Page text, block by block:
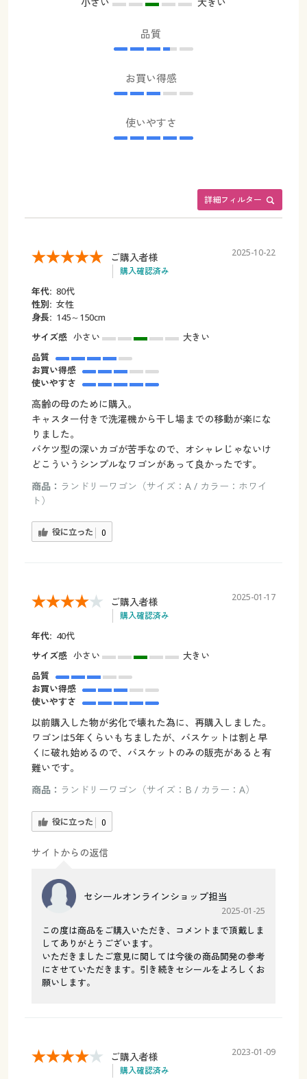
品質
お買い得感
使いやすさ
詳細フィルター
ご購入者様
購入確認済み
2025-10-22
年代: 80代
性別: 女性
身長: 145～150cm
サイズ感 小さい
大きい
品質
お買い得感
使いやすさ
高齢の母のために購入。
キャスター付きで洗濯機から干し場までの移動が楽にな
りました。
バケツ型の深いカゴが苦手なので、オシャレじゃないけ
どこういうシンプルなワゴンがあって良かったです。
商品： ランドリーワゴン（サイズ：A / カラー：ホワイ
ト）
役に立った 0
ご購入者様
購入確認済み
2025-01-17
年代: 40代
サイズ感 小さい
大きい
品質
お買い得感
使いやすさ
以前購入した物が劣化で壊れた為に、再購入しました。
ワゴンは5年くらいもちましたが、バスケットは割と早
くに破れ始めるので、バスケットのみの販売があると有
難いです。
商品： ランドリーワゴン（サイズ：B / カラー：A）
役に立った 0
サイトからの返信
セシールオンラインショップ担当
2025-01-25
この度は商品をご購入いただき、コメントまで頂戴しま
してありがとうございます。
いただきましたご意見に関しては今後の商品開発の参考
にさせていただきます。引き続きセシールをよろしくお
願いします。
ご購入者様
購入確認済み
2023-01-09